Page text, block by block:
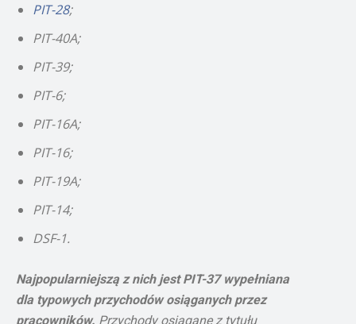
PIT-28;
PIT-40A;
PIT-39;
PIT-6;
PIT-16A;
PIT-16;
PIT-19A;
PIT-14;
DSF-1.
Najpopularniejszą z nich jest PIT-37 wypełniana
dla typowych przychodów osiąganych przez
pracowników. Przychody osiągane z tytułu